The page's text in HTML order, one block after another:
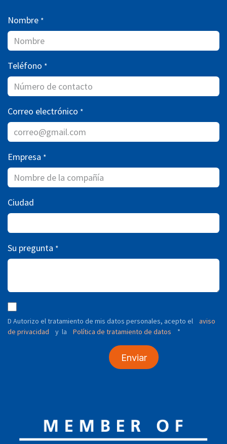
Nombre *
Teléfono *
Correo electrónico *
Empresa *
Ciudad
Su pregunta *
D Autorizo ​​el tratamiento de mis datos personales, acepto el
aviso
de privacidad
y la Política de tratamiento de datos *
Enviar